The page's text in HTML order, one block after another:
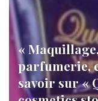
«
parfumerie,
savoir sur «